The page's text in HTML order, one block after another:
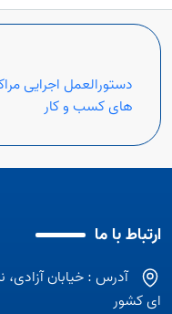
دستورالعمل اجرایی
های کسب و کار
ارتباط با ما
آدرس : خیابان
ای کشور